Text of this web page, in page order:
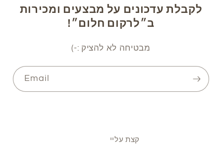
לקבלת עדכונים על מבצעים ומכירות
ב״לרקום חלום״!
מבטיחה לא להציק :-)
Email
קצת עליי